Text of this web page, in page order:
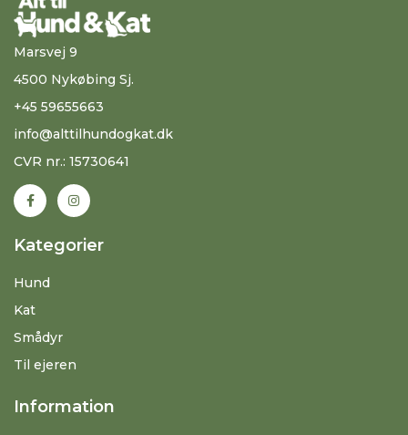
Marsvej 9
4500 Nykøbing Sj.
+45 59655663
info@alttilhundogkat.dk
CVR nr.: 15730641
Kategorier
Hund
Kat
Smådyr
Til ejeren
Information